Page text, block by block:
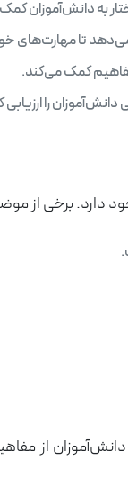
دانش‌آموزان کمک
تا مهارت‌های
کمک می‌کند.
را ارزیابی
برخی از
از